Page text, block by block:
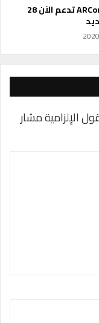
منصة ARCore تدعم الآن 28
الإلزامية مشار